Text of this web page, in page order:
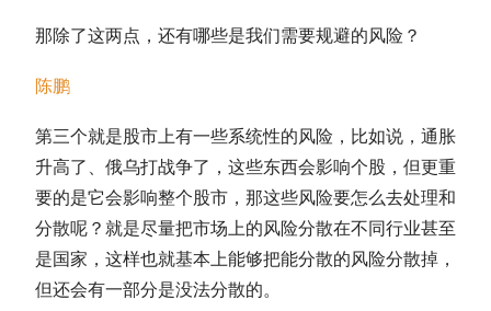
那除了这两点，还有哪些是我们需要规避的风险？
陈鹏
第三个就是股市上有一些系统性的风险，比如说，通胀
升高了、俄乌打战争了，这些东西会影响个股，但更重
要的是它会影响整个股市，那这些风险要怎么去处理和
分散呢？就是尽量把市场上的风险分散在不同行业甚至
是国家，这样也就基本上能够把能分散的风险分散掉，
但还会有一部分是没法分散的。